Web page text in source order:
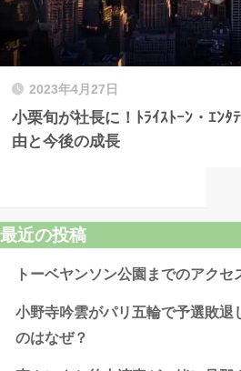
2023年4月27日
小栗旬が社長に！ﾄﾗｲｽﾄｰﾝ・ｴﾝﾀ
由と今後の成長
最近の投稿
トーベヤンソン公園までのアクセ
小野寺吟雲がパリ五輪で予選敗退
のはなぜ？